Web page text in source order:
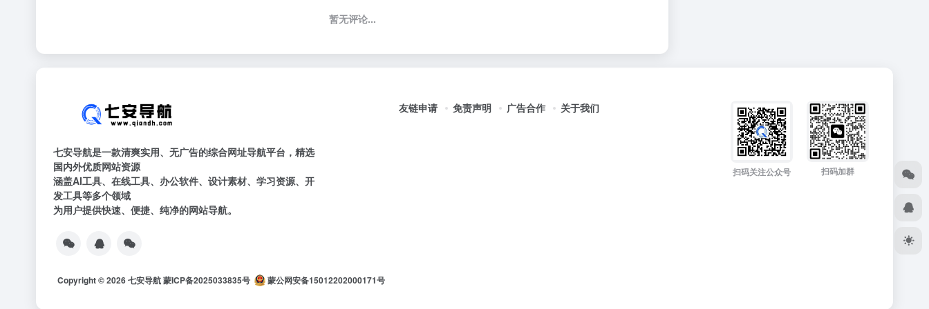
暂无评论...
七安导航是一款清爽实用、无广告的综合网址导航平台，精选
国内外优质网站资源
涵盖AI工具、在线工具、办公软件、设计素材、学习资源、开
发工具等多个领域
为用户提供快速、便捷、纯净的网站导航。
友链申请 免责声明 广告合作 关于我们
扫码关注公众号 扫码加群
Copyright © 2026七安导航蒙ICP备2025033835号 蒙公网安备15012202000171号